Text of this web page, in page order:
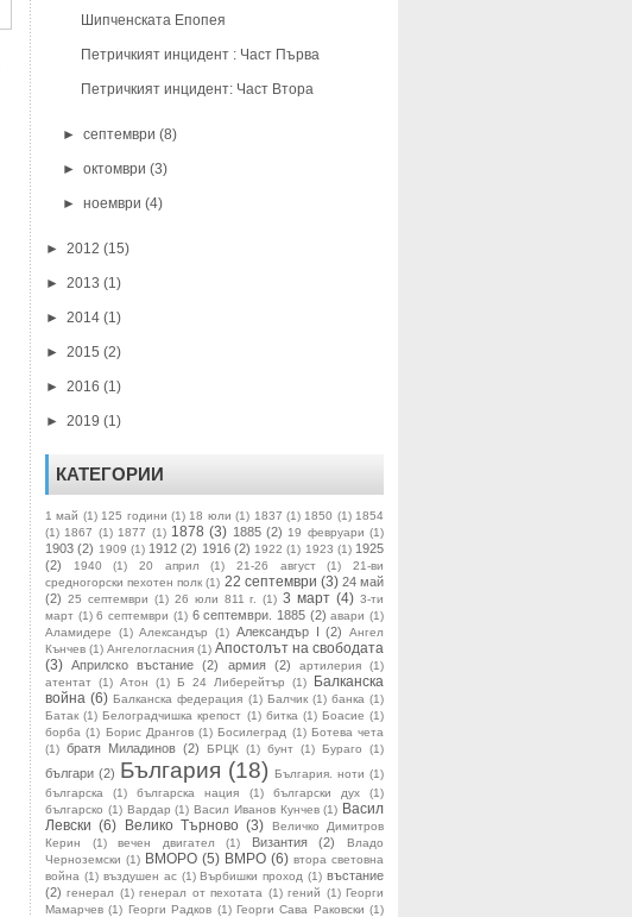
Шипченската Епопея
Петричкият инцидент : Част Първа
Петричкият инцидент: Част Втора
►септември(8)
►октомври(3)
►ноември(4)
► 2012 (15)
► 2013 (1)
► 2014 (1)
► 2015 (2)
► 2016 (1)
► 2019 (1)
КАТЕГОРИИ
1 май (1) 125 години (1) 18 юли (1) 1837 (1) 1850 (1) 1854
(1) 1867 (1) 1877 (1) 1878 (3) 1885 (2) 19 февруари (1)
1903 (2) 1909 (1) 1912 (2) 1916 (2) 1922 (1) 1923 (1) 1925
(2)
1940 (1) 20 април (1) 21-26 август (1)
21-ви
средногорски пехотен полк (1) 22 септември (3) 24 май
(2) 25 септември (1) 26 юли 811 г. (1) 3 март (4) 3-ти
март (1) 6 септември (1) 6 септември. 1885 (2) авари (1)
Аламидере
(1) Александър (1) Александър I (2)
Ангел
Кънчев (1) Ангелогласния (1) Апостолът на свободата
(3) Априлско въстание (2) армия (2) артилерия
(1)
атентат (1) Атон (1) Б 24 Либерейтър (1)
Балканска
война (6) Балканска федерация (1) Балчик (1) банка (1)
Батак (1) Белоградчишка крепост (1) битка (1) Боасие (1)
борба (1) Борис Дрангов (1) Босилеград (1) Ботева чета
(1) братя Миладинов (2) БРЦК (1) бунт (1) Бураго (1)
българи (2) България (18) България. ноти (1)
българска
(1) българска нация (1) български дух
(1)
българско (1) Вардар (1) Васил Иванов Кунчев (1) Васил
Левски (6) Велико Търново (3)
Величко Димитров
Керин
(1) вечен двигател (1) Византия (2)
Владо
Черноземски (1) ВМОРО (5) ВМРО (6) втора световна
война (1) въздушен ас (1) Върбишки проход (1) въстание
(2) генерал (1) генерал от пехотата (1) гений (1) Георги
Мамарчев (1) Георги Радков (1) Георги Сава Раковски (1)